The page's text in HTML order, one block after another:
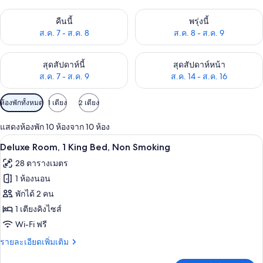
คืนนี้
ส.ค. 7 - ส.ค. 8
ตรวจสอบจำนวนห้องพักว่างในคืนนี้ ส.ค. 7 - ส.ค. 8พรุ่งนี้
ส.ค. 8 - ส.ค. 9
ตรวจสอบจำนวนห้องพักว่างใน
สุดสัปดาห์นี้
ส.ค. 7 - ส.ค. 9
ตรวจสอบจำนวนห้องพักว่างในสุดสัปดาห์นี้ ส.ค. 7 - ส.ค. 9
สุดสัปดาห์หน้า
ส.ค. 14 - ส.ค. 16
ตรวจสอบจำนวนห้องพักว่างใน
ตัว
กรอง
ที่
มี
ให้
สำหรับ
ห้อง
พัก
ห้องพักทั้งหมด 1 เตียง 2 เตียง
แสดงห้องพัก 10 ห้องจาก 10 ห้อง
เปิด
ภาพถ่าย
ทั้งหมด
ของ
Deluxe
Room,
King
Deluxe Room, 1 King Bed, Non
6
Deluxe Room, 1 King Bed, Non Smoking
28 ตารางเมตร
1 ห้องนอน
พักได้ 2 คน
1 เตียงคิงไซส์
Wi-Fi ฟรี
รายละเอียดเพิ่มเติม
ราย